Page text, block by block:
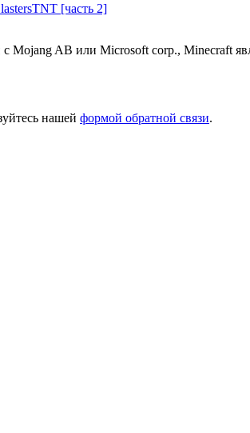
[часть 2]
Mojang AB или Microsoft corp., Minecraft
нашей формой обратной связи.